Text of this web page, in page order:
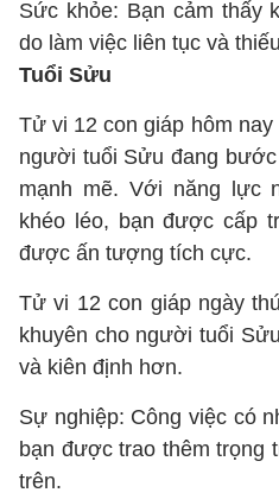
Sức khỏe: Bạn cảm thấy
do làm việc liên tục và
Tuổi Sửu
Tử vi 12 con giáp hôm
người tuổi Sửu đang
mạnh mẽ. Với năng lực
khéo léo, bạn được cấp
được ấn tượng tích cực.
Tử vi 12 con giáp ngày
khuyên cho người tuổi
và kiên định hơn.
Sự nghiệp: Công việc có
bạn được trao thêm trọng
trên.